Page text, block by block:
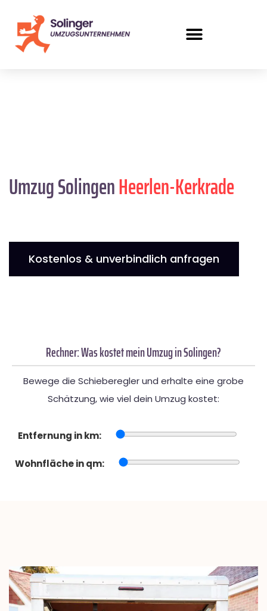
Umzug SolingenHeerlen-Kerkrade
Kostenlos & unverbindlich anfragen
Rechner: Was kostet mein Umzug in Solingen?
Bewege die Schieberegler und erhalte eine grobe
Schätzung, wie viel dein Umzug kostet:
Entfernung in km:
Wohnfläche in qm: